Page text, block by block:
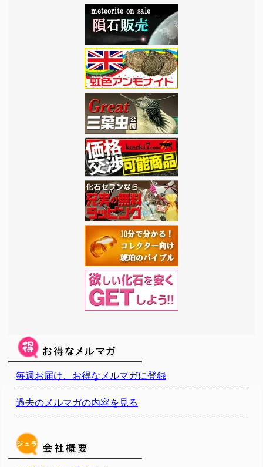
毎週お届け、お得なメルマガに登録
過去のメルマガの内容を見る